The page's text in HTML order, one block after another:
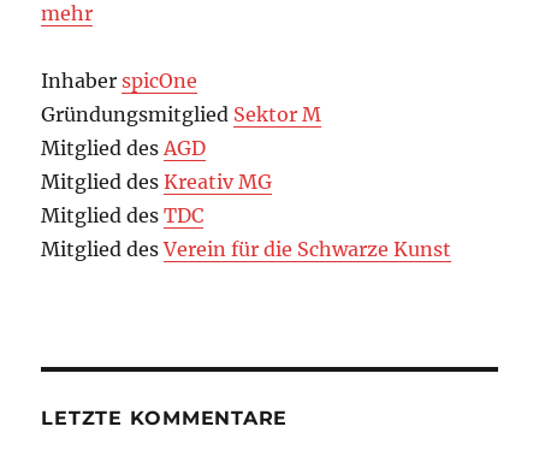
mehr
InhaberspicOne
Gründungsmitglied Sektor M
Mitglied desAGD
Mitglied desKreativ MG
Mitglied desTDC
Mitglied desVerein für die Schwarze Kunst
LETZTE KOMMENTARE